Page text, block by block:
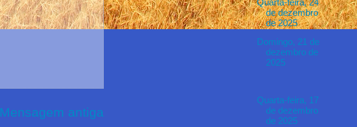
Mensagem antiga
Quarta-feira, 24
de dezembro
de 2025
Domingo, 21 de
dezembro de
2025
Quarta-feira, 17
de dezembro
de 2025